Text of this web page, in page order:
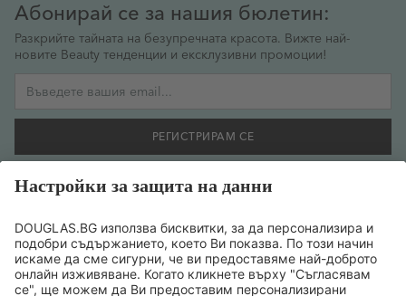
Абонирай се за нашия бюлетин:
Разкрийте тайната на безупречната красота. Вижте най-
новите Beauty тенденции и ексклузивни промоции!
РЕГИСТРИРАМ СЕ
предоставената от мен информация да се обработва
ТОП БРАНДОВЕ